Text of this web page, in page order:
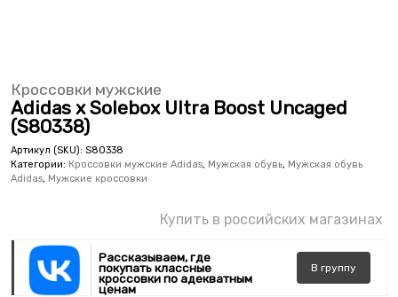
Кроссовки мужские
Adidas x Solebox Ultra Boost Uncaged
(S80338)
Артикул (SKU): S80338
Категории: Кроссовки мужские Adidas, Мужская обувь, Мужская обувь
Adidas, Мужские кроссовки
Купить в российских магазинах
Рассказываем, где
покупать классные
кроссовки по адекватным
ценам
В группу